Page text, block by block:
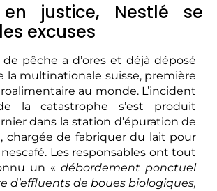
justice, Nestlé se
excuses
pêche a d’ores et déjà déposé
la multinationale suisse, première
au monde. L’incident
la catastrophe s’est produit
dans la station d’épuration de
chargée de fabriquer du lait pour
Les responsables ont tout
un « débordement ponctuel
d’effluents de boues biologiques,